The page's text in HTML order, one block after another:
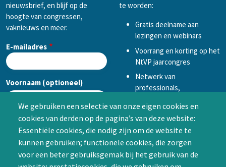
We gebruiken een selectie van onze eigen cookies en
cookies van derden op de pagina’s van deze website:
Essentiële cookies, die nodig zijn om de website te
kunnen gebruiken; functionele cookies, die zorgen
voor een beter gebruiksgemak bij het gebruik van de
nieuwsbrief, en blijf op de
hoogte van congressen,
vaknieuws en meer.
E-mailadres
Voornaam (optioneel)
Achternaam (optioneel)
CAPTCHA
te worden:
Gratis deelname aan
lezingen en webinars
Voorrang en korting op het
NtVP jaarcongres
Netwerk van
professionals,
samenwerken in een van
de Special Interest
Groepen (SIG’s) of zelf een
SIG initiëren